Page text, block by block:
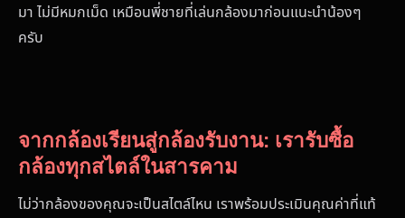
มา ไม่มีหมกเม็ด เหมือนพี่ชายที่เล่นกล้องมาก่อนแนะนำน้องๆ
ครับ
จากกล้องเรียนสู่กล้องรับงาน: เรารับซื้อ
กล้องทุกสไตล์ในสารคาม
ไม่ว่ากล้องของคุณจะเป็นสไตล์ไหน เราพร้อมประเมินคุณค่าที่แท้